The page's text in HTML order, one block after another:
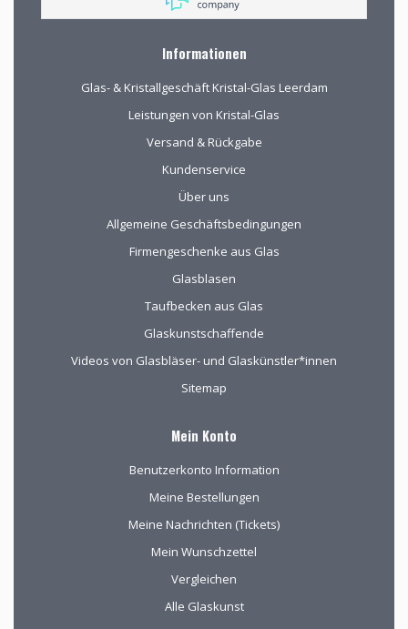
Informationen
Glas- & Kristallgeschäft Kristal-Glas Leerdam
Leistungen von Kristal-Glas
Versand & Rückgabe
Kundenservice
Über uns
Allgemeine Geschäftsbedingungen
Firmengeschenke aus Glas
Glasblasen
Taufbecken aus Glas
Glaskunstschaffende
Videos von Glasbläser- und Glaskünstler*innen
Sitemap
Mein Konto
Benutzerkonto Information
Meine Bestellungen
Meine Nachrichten (Tickets)
Mein Wunschzettel
Vergleichen
Alle Glaskunst